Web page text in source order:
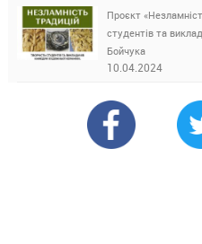
Проєкт
студентів та
Бойчука
10.04.2024